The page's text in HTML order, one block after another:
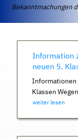
Bekanntmachungen
Information
neuen 5.
Informationen
Klassen
weiter lesen